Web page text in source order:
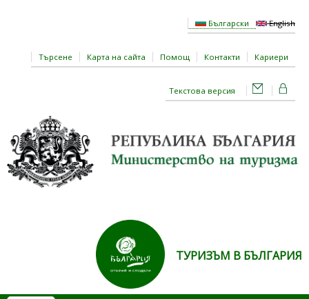
Български English
Търсене Карта на сайта Помощ Контакти Кариери
Текстова версия
ТУРИЗЪМ В БЪЛГАРИЯ